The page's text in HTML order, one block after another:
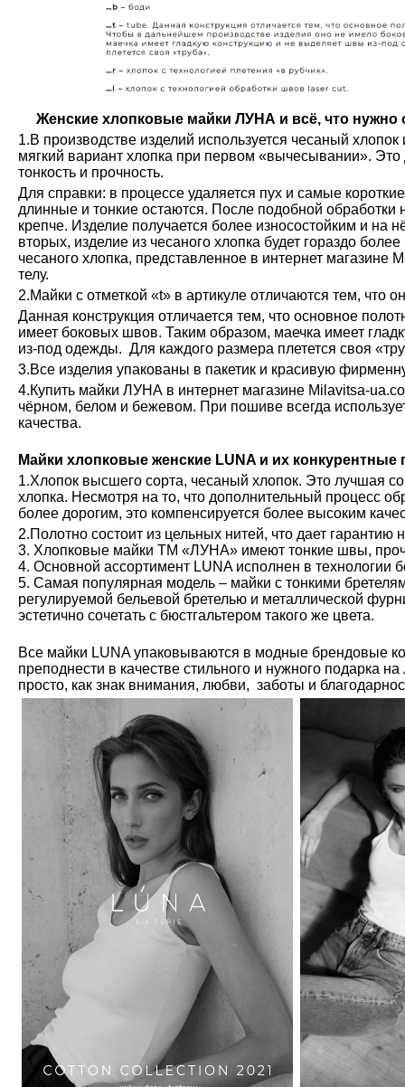
Женские хлопковые майки ЛУНА и всё, что нужно
1.В производстве изделий используется чесаный
мягкий вариант хлопка при первом «вычесывании». Это
тонкость и прочность.
Для справки: в процессе удаляется пух и самые
длинные и тонкие остаются. После подобной обработки
крепче. Изделие получается более износостойким и на
вторых, изделие из чесаного хлопка будет гораздо
чесаного хлопка, представленное в интернет магазине
телу.
2.Майки с отметкой «t» в артикуле отличаются тем, что
Данная конструкция отличается тем, что основное
имеет боковых швов. Таким образом, маечка имеет
из-под одежды. Для каждого размера плетется своя
3.Все изделия упакованы в пакетик и красивую
4.Купить майки ЛУНА в интернет магазине Milavitsa-
чёрном, белом и бежевом. При пошиве всегда
качества.
Майки хлопковые женские LUNA и их конкурентные
1.Хлопок высшего сорта, чесаный хлопок. Это лучшая
хлопка. Несмотря на то, что дополнительный процесс
более дорогим, это компенсируется более высоким
2.Полотно состоит из цельных нитей, что дает гарантию
3. Хлопковые майки ТМ «ЛУНА» имеют тонкие швы,
4. Основной ассортимент LUNA исполнен в технологии
5. Самая популярная модель – майки с тонкими
регулируемой бельевой бретелью и металлической
эстетично сочетать с бюстгальтером такого же цвета.
Все майки LUNA упаковываются в модные брендовые
преподнести в качестве стильного и нужного подарка
просто, как знак внимания, любви, заботы и